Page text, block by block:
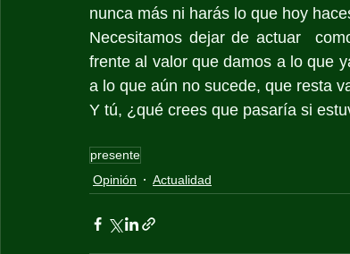
nunca más ni harás lo que hoy
Necesitamos dejar de actuar
frente al valor que damos a lo que
a lo que aún no sucede, que resta
Y tú, ¿qué crees que pasaría si
presente
Opinión
Actualidad